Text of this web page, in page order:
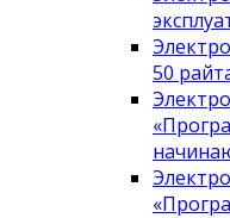
50